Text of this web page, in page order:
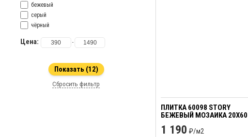
бежевый
серый
чёрный
Цена: -
Сбросить фильтр
ПЛИТКА 60098 STORY
БЕЖЕВЫЙ МОЗАИКА 20Х60
1 190 ₽/м2